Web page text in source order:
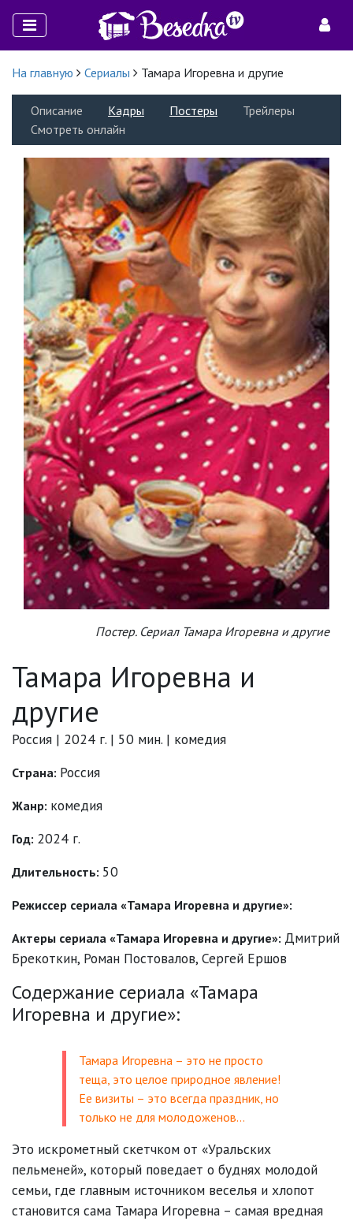
На главную Сериалы Тамара Игоревна и другие
Описание Кадры Постеры
Трейлеры
Смотреть онлайн
Постер. Сериал Тамара Игоревна и другие
Тамара Игоревна и
другие
Россия | 2024 г. | 50 мин. | комедия
Страна: Россия
Жанр: комедия
Год: 2024 г.
Длительность: 50
Режиссер сериала «Тамара Игоревна и другие»:
Актеры сериала «Тамара Игоревна и другие»: Дмитрий
Брекоткин, Роман Постовалов, Сергей Ершов
Содержание сериала «Тамара
Игоревна и другие»:
Тамара Игоревна – это не просто
теща, это целое природное явление!
Ее визиты – это всегда праздник, но
только не для молодоженов…
Это искрометный скетчком от «Уральских
пельменей», который поведает о буднях молодой
семьи, где главным источником веселья и хлопот
становится сама Тамара Игоревна – самая вредная